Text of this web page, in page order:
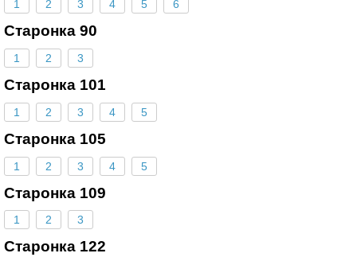
1 2 3 4 5 6
Старонка 90
1 2 3
Старонка 101
1 2 3 4 5
Старонка 105
1 2 3 4 5
Старонка 109
1 2 3
Старонка 122